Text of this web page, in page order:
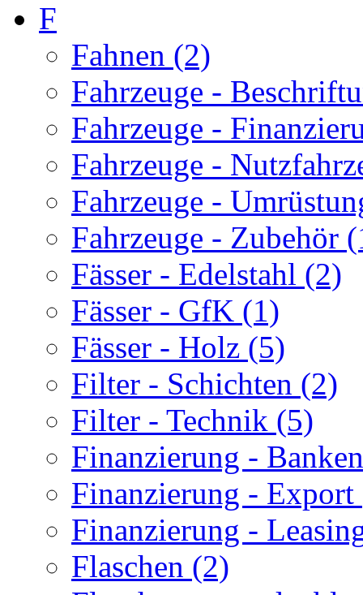
F
Fahnen (2)
Fahrzeuge -
Fahrzeuge -
Fahrzeuge -
Fahrzeuge -
Fahrzeuge - Zubehör
Fässer - Edelstahl (2)
Fässer - GfK (1)
Fässer - Holz (5)
Filter - Schichten (2)
Filter - Technik (5)
Finanzierung -
Finanzierung - Export
Finanzierung -
Flaschen (2)